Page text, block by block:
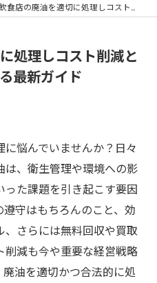
食店の廃油を適切に処理しコスト削減とリサイクルを実現する最新ガイド
処理しコスト削減と
最新ガイド
悩んでいませんか？日々
、衛生管理や環境への影
た課題を引き起こす要因
守はもちろんのこと、効
さらには無料回収や買取
減も今や重要な経営戦略
油を適切かつ合法的に処